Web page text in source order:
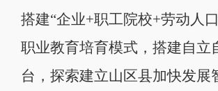
搭建“企业+职工院校+劳动人
职业教育培育模式，搭建自立
台，探索建立山区县加快发展